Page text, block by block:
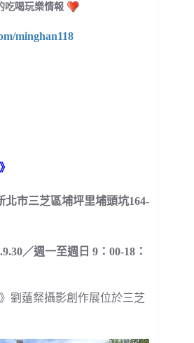
吃喝玩樂情報
minghan118
北市三芝區埔坪里埔頭坑164-
／週一至週日 9：00-18：
劉薳粲攝影創作展位於三芝